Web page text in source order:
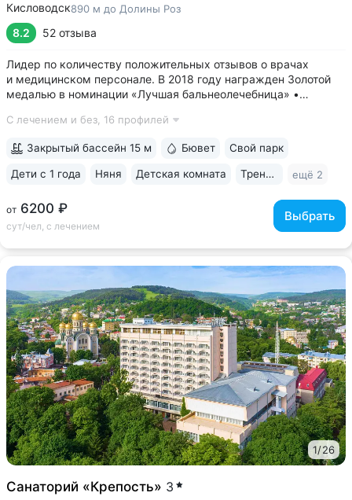
Кисловодск890 м до Долины Роз
8.2 52 отзыва
Лидер по количеству положительных отзывов о врачах
и медицинском персонале. В 2018 году награжден Золотой
медалью в номинации «Лучшая бальнеолечебница» •
с Канаткой, Храмом воздуха и Долиной роз. Зона
С лечением и без, 16 профилей
от 6200 ₽
сут/чел, с лечением
Выбрать
Закрытый бассейн 15 м Бювет Свой парк
Дети с 1 года Няня Детская комната Тренажерный зал ещё 2
1/26
Санаторий «Крепость» 3